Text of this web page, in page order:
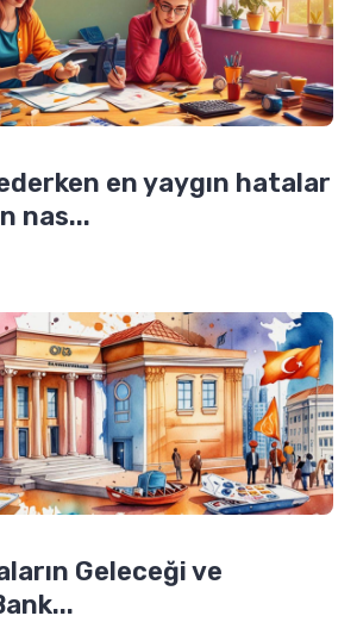
en yaygın hatalar
nas...
Geleceği ve